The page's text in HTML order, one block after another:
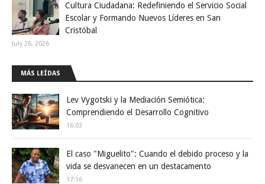
Cultura Ciudadana: Redefiniendo el Servicio Social
Escolar y Formando Nuevos Líderes en San
Cristóbal
July 26, 2026
MÁS LEÍDAS
Lev Vygotski y la Mediación Semiótica:
Comprendiendo el Desarrollo Cognitivo
16:03
El caso "Miguelito": Cuando el debido proceso y la
vida se desvanecen en un destacamento
17:16